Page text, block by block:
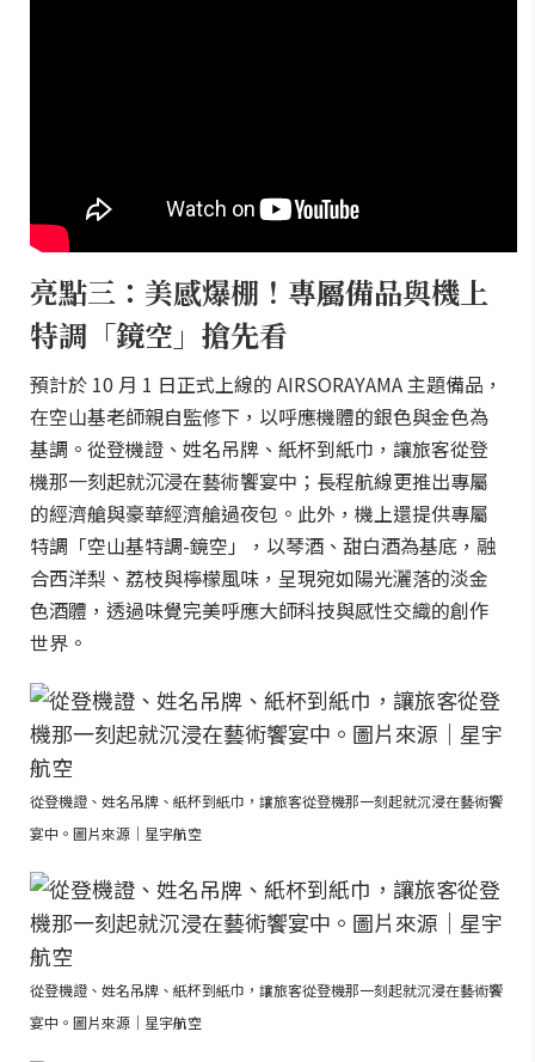
亮點三：美感爆棚！專屬備品與機上
特調「鏡空」搶先看
預計於 10 月 1 日正式上線的 AIRSORAYAMA 主題備品，
在空山基老師親自監修下，以呼應機體的銀色與金色為
基調。從登機證、姓名吊牌、紙杯到紙巾，讓旅客從登
機那一刻起就沉浸在藝術饗宴中；長程航線更推出專屬
的經濟艙與豪華經濟艙過夜包。此外，機上還提供專屬
特調「空山基特調-鏡空」，以琴酒、甜白酒為基底，融
合西洋梨、荔枝與檸檬風味，呈現宛如陽光灑落的淡金
色酒體，透過味覺完美呼應大師科技與感性交織的創作
世界。
從登機證、姓名吊牌、紙杯到紙巾，讓旅客從登機那一刻起就沉浸在藝術饗
宴中。圖片來源｜星宇航空
從登機證、姓名吊牌、紙杯到紙巾，讓旅客從登機那一刻起就沉浸在藝術饗
宴中。圖片來源｜星宇航空